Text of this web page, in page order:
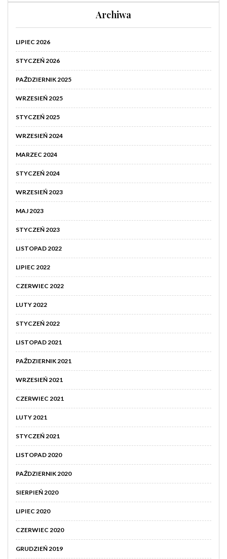
Archiwa
LIPIEC 2026
STYCZEŃ 2026
PAŹDZIERNIK 2025
WRZESIEŃ 2025
STYCZEŃ 2025
WRZESIEŃ 2024
MARZEC 2024
STYCZEŃ 2024
WRZESIEŃ 2023
MAJ 2023
STYCZEŃ 2023
LISTOPAD 2022
LIPIEC 2022
CZERWIEC 2022
LUTY 2022
STYCZEŃ 2022
LISTOPAD 2021
PAŹDZIERNIK 2021
WRZESIEŃ 2021
CZERWIEC 2021
LUTY 2021
STYCZEŃ 2021
LISTOPAD 2020
PAŹDZIERNIK 2020
SIERPIEŃ 2020
LIPIEC 2020
CZERWIEC 2020
GRUDZIEŃ 2019